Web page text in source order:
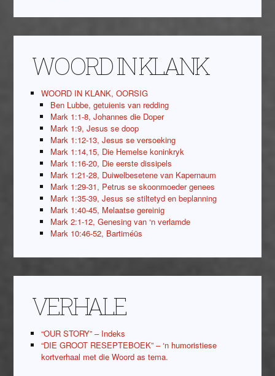
WOORD IN KLANK
WOORD IN KLANK, OORSIG
Ben Lubbe, getuienis van redding
Mark 1:1-8, Johannes die Doper
Mark 1:9, Jesus se doop
Mark 1:12-13, Jesus se versoeking
Mark 1:14,15, Die Hemelse koninkryk
Mark 1:16-20, Die eerste dissipels
Mark 1:21-28, Duiwelbesetene van Kapernaum
Mark 1:29-31, Petrus se skoonmoeder genees
Mark 1:35-39, Jesus se stiltetyd en beplanning
Mark 1:40-45, Melaatse gereinig
Mark 2:1-12, Genesing van ‘n verlamde
Mark 10:46-52, Bartiméüs
VERHALE
“OUR STORY” – Indeks
“DIE GROOT RESEPTEBOEK” – ‘n humoristiese
kortverhaal met die Woord as tema.